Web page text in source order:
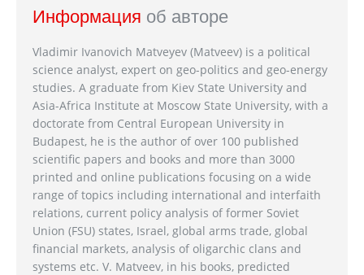
Информация об авторе
Vladimir Ivanovich Matveyev (Matveev) is a political
science analyst, expert on geo-politics and geo-energy
studies. A graduate from Kiev State University and
Asia-Africa Institute at Moscow State University, with a
doctorate from Central European University in
Budapest, he is the author of over 100 published
scientific papers and books and more than 3000
printed and online publications focusing on a wide
range of topics including international and interfaith
relations, current policy analysis of former Soviet
Union (FSU) states, Israel, global arms trade, global
financial markets, analysis of oligarchic clans and
systems etc. V. Matveev, in his books, predicted